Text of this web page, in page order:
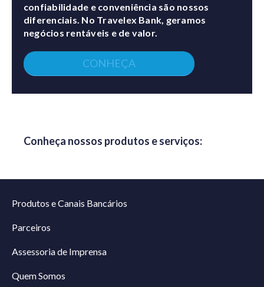
confiabilidade e conveniência são nossos
diferenciais. No Travelex Bank, geramos
negócios rentáveis e de valor.
CONHEÇA
Conheça nossos produtos e serviços:
Produtos e Canais Bancários
Parceiros
Assessoria de Imprensa
Quem Somos